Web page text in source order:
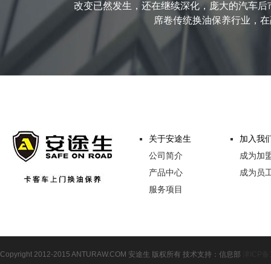
改变已然发生，还在继续深化，庞大的汽车
席卷传统换油保养行业，
关于安途生
公司简介
产品中心
服务项目
加入我
成为加
成为员
Copyright 2012-2015 ANTURAW.COM 安途生 版权所有 技术支持：信息部